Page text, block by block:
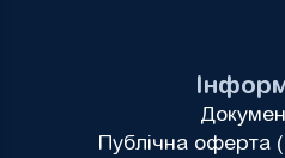
Публічна оферта